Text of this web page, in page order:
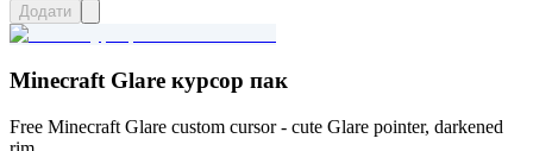
Додати
Minecraft Glare курсор пак
Free Minecraft Glare custom cursor - cute Glare pointer, darkened